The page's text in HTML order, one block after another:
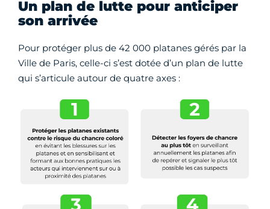
Un plan de lutte pour anticiper
son arrivée
Pour protéger plus de 42 000 platanes gérés par la
Ville de Paris, celle-ci s’est dotée d’un plan de lutte
qui s’articule autour de quatre axes :